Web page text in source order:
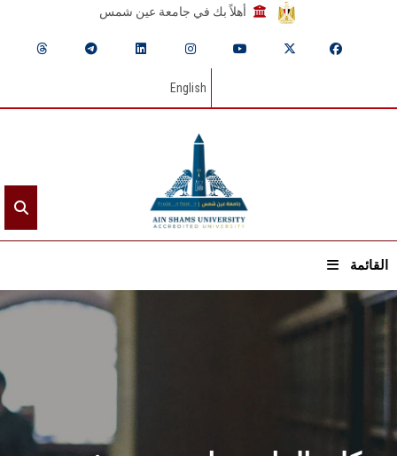
أهلاً بك في جامعة عين شمس
English
القائمة
الرئيسيـة
القطاعـات